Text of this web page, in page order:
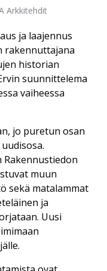
Arkkitehdit
ja laajennus
rakennuttajana
historian
suunnittelema
vaiheessa
jo puretun osan
muun
sekä matalammat
ja
Uusi